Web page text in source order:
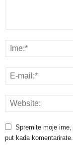
Spremite moje
put kada komentarirate.